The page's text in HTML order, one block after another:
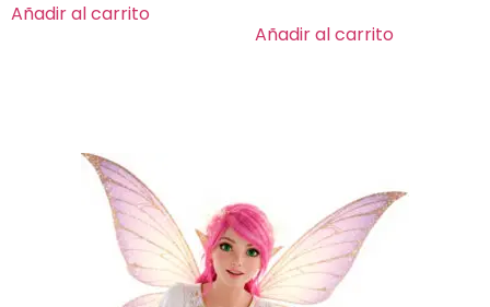
Añadir al carrito
Añadir al carrito